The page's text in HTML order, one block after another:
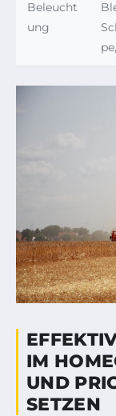
Beleucht
ung
IM
UND
SETZEN